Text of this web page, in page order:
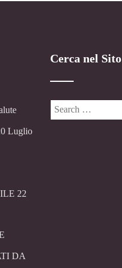
Luglio
22
DA
Cerca nel Sito